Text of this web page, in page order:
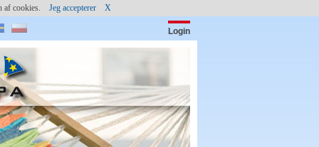
af cookies. Jeg accepterer
X
Login